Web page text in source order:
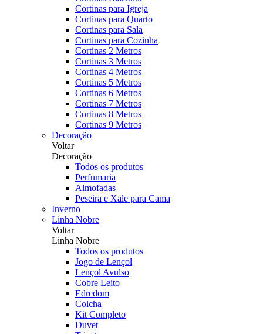
Cortinas para Igreja
Cortinas para Quarto
Cortinas para Sala
Cortinas para Cozinha
Cortinas 2 Metros
Cortinas 3 Metros
Cortinas 4 Metros
Cortinas 5 Metros
Cortinas 6 Metros
Cortinas 7 Metros
Cortinas 8 Metros
Cortinas 9 Metros
Decoração
Voltar
Decoração
Todos os produtos
Perfumaria
Almofadas
Peseira e Xale para Cama
Inverno
Linha Nobre
Voltar
Linha Nobre
Todos os produtos
Jogo de Lençol
Lençol Avulso
Cobre Leito
Edredom
Colcha
Kit Completo
Duvet